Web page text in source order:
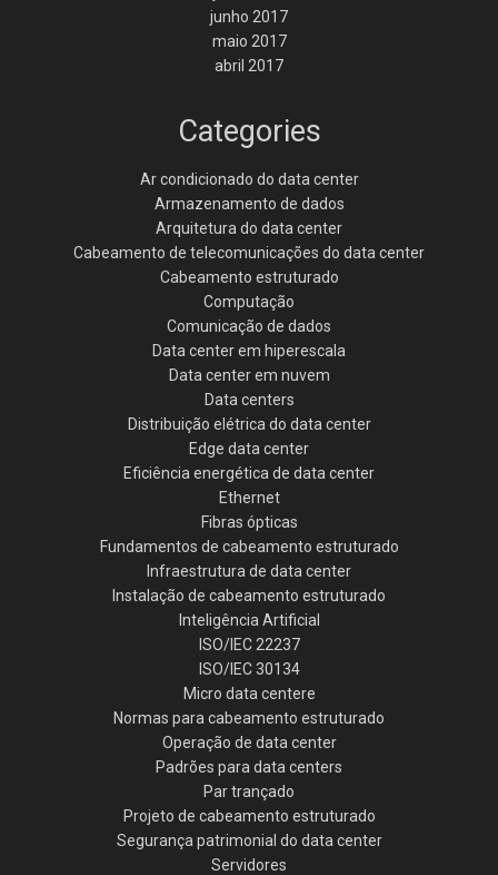
junho 2017
maio 2017
abril 2017
Categories
Ar condicionado do data center
Armazenamento de dados
Arquitetura do data center
Cabeamento de telecomunicações do data center
Cabeamento estruturado
Computação
Comunicação de dados
Data center em hiperescala
Data center em nuvem
Data centers
Distribuição elétrica do data center
Edge data center
Eficiência energética de data center
Ethernet
Fibras ópticas
Fundamentos de cabeamento estruturado
Infraestrutura de data center
Instalação de cabeamento estruturado
Inteligência Artificial
ISO/IEC 22237
ISO/IEC 30134
Micro data centere
Normas para cabeamento estruturado
Operação de data center
Padrões para data centers
Par trançado
Projeto de cabeamento estruturado
Segurança patrimonial do data center
Servidores